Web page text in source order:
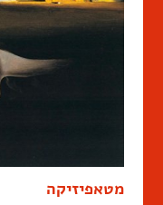
מטאפיזיקה